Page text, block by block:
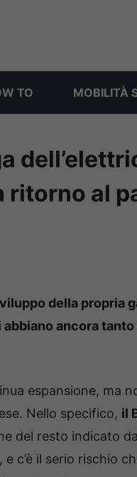
TO MOBILITÀ
ritorno al
della propria
ancora
espansione, ma
Nello specifico, il
del resto indicato
c’è il serio rischio